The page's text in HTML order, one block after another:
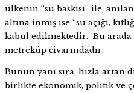
ülkenin “su baskısı” ile,
altına inmiş ise “su açığı,
kabul edilmektedir. Bu arada
metreküp civarındadır.
Bunun yanı sıra, hızla artan
birlikte ekonomik, politik ve